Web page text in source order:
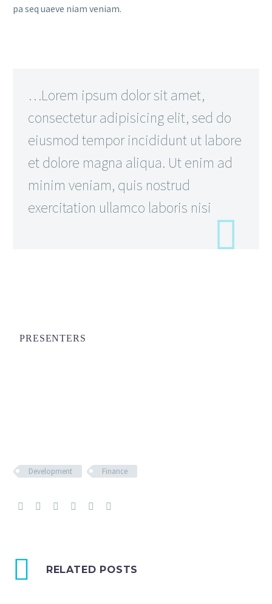
pa seq uaeve niam veniam.
…Lorem ipsum dolor sit amet,
consectetur adipisicing elit, sed do
eiusmod tempor incididunt ut labore
et dolore magna aliqua. Ut enim ad
minim veniam, quis nostrud
exercitation ullamco laboris nisi
PRESENTERS
Development Finance
RELATED POSTS